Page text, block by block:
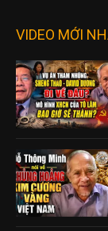
VIDEO MỚI